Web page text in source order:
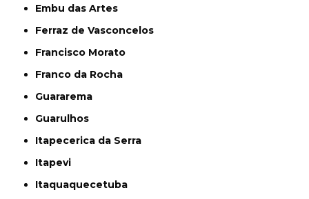
Embu das Artes
Ferraz de Vasconcelos
Francisco Morato
Franco da Rocha
Guararema
Guarulhos
Itapecerica da Serra
Itapevi
Itaquaquecetuba